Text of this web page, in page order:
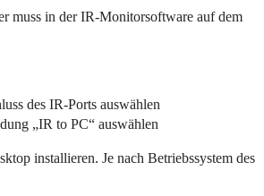
muss in der IR-Monitorsoftware auf dem
des IR-Ports auswählen
„IR to PC“ auswählen
installieren. Je nach Betriebssystem des